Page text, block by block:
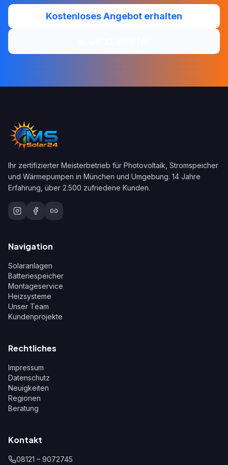
Kostenloses Angebot erhalten
Ihr zertifizierter Meisterbetrieb für Photovoltaik, Stromspeicher
und Wärmepumpen in München und Umgebung. 14 Jahre
Erfahrung, über 2.500 zufriedene Kunden.
Navigation
Solaranlagen
Batteriespeicher
Montageservice
Heizsysteme
Unser Team
Kundenprojekte
Rechtliches
Impressum
Datenschutz
Neuigkeiten
Regionen
Beratung
Kontakt
08121 – 9072745